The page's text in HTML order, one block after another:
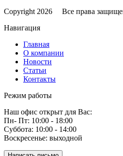
Copyright 2026 Все права
Навигация
Главная
О компании
Новости
Статьи
Контакты
Режим работы
Наш офис открыт для Вас:
Пн- Пт: 10:00 - 18:00
Суббота: 10:00 - 14:00
Воскресенье: выходной